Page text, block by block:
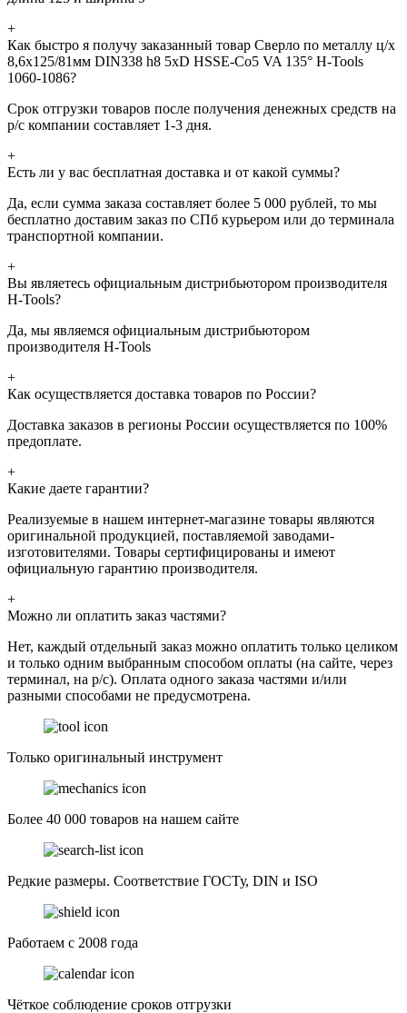
+
Как быстро я получу заказанный товар Сверло по металлу ц/х
8,6x125/81мм DIN338 h8 5xD HSSE-Co5 VA 135° H-Tools
1060-1086?
Срок отгрузки товаров после получения денежных средств на
р/с компании составляет 1-3 дня.
+
Есть ли у вас бесплатная доставка и от какой суммы?
Да, если сумма заказа составляет более 5 000 рублей, то мы
бесплатно доставим заказ по СПб курьером или до терминала
транспортной компании.
+
Вы являетесь официальным дистрибьютором производителя
H-Tools?
Да, мы являемся официальным дистрибьютором
производителя H-Tools
+
Как осуществляется доставка товаров по России?
Доставка заказов в регионы России осуществляется по 100%
предоплате.
+
Какие даете гарантии?
Реализуемые в нашем интернет-магазине товары являются
оригинальной продукцией, поставляемой заводами-
изготовителями. Товары сертифицированы и имеют
официальную гарантию производителя.
+
Можно ли оплатить заказ частями?
Нет, каждый отдельный заказ можно оплатить только целиком
и только одним выбранным способом оплаты (на сайте, через
терминал, на р/с). Оплата одного заказа частями и/или
разными способами не предусмотрена.
Только оригинальный инструмент
Более 40 000 товаров на нашем сайте
Редкие размеры. Соответствие ГОСТу, DIN и ISO
Работаем с 2008 года
Чёткое соблюдение сроков отгрузки